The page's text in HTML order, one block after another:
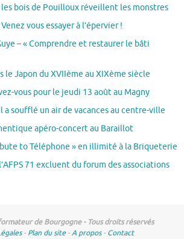
bois de Pouilloux réveillent les monstres
vous essayer à l’épervier !
– « Comprendre et restaurer le bâti
le Japon du XVIIème au XIXème siècle
vous pour le jeudi 13 août au Magny
a soufflé un air de vacances au centre-ville
apéro-concert au Baraillot
to Téléphone » en illimité à la Briqueterie
71 excluent du forum des associations
de Bourgogne - Tous droits réservés
- Plan du site -A propos- Contact